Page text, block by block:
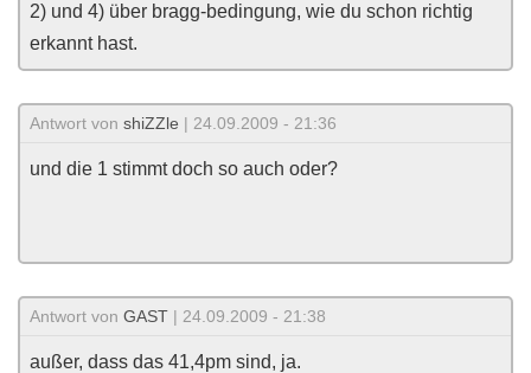
2) und 4) über bragg-bedingung, wie du schon richtig
erkannt hast.
Antwort von shiZZle | 24.09.2009 - 21:36
und die 1 stimmt doch so auch oder?
Antwort von GAST | 24.09.2009 - 21:38
außer, dass das 41,4pm sind, ja.